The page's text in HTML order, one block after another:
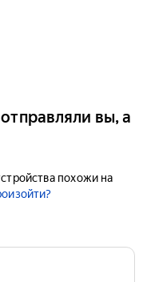
вы, а
похожи на